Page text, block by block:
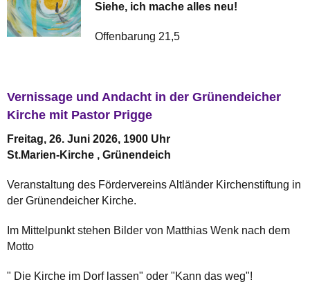
Siehe, ich mache alles neu!
Offenbarung 21,5
Vernissage und Andacht in der Grünendeicher
Kirche mit Pastor Prigge
Freitag, 26. Juni 2026, 1900 Uhr
St.Marien-Kirche , Grünendeich
Veranstaltung des Fördervereins Altländer Kirchenstiftung in
der Grünendeicher Kirche.
Im Mittelpunkt stehen Bilder von Matthias Wenk nach dem
Motto
" Die Kirche im Dorf lassen" oder "Kann das weg"!